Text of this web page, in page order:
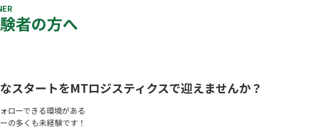
者の方へ
スタートをMTロジスティクスで迎えませんか？
ローできる環境がある
の多くも未経験です！